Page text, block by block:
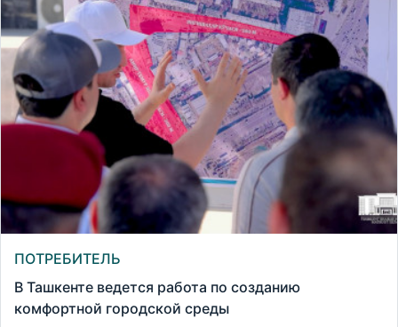
ПОТРЕБИТЕЛЬ
В Ташкенте ведется работа по созданию
комфортной городской среды